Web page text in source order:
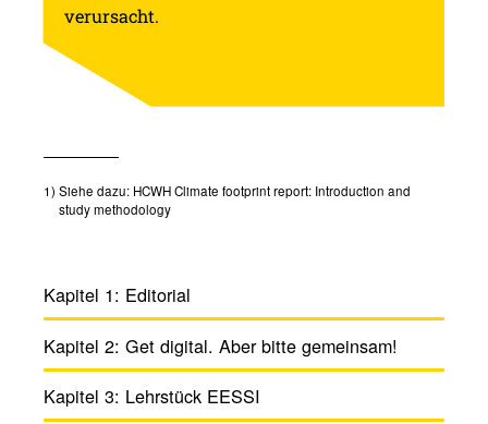
verursacht.
1) Siehe dazu: HCWH Climate footprint report: Introduction and
study methodology
Kapitel 1: Edito­rial
Kapitel 2: Get digital. Aber bitte gemeinsam!
Kapitel 3: Lehr­stück EESSI